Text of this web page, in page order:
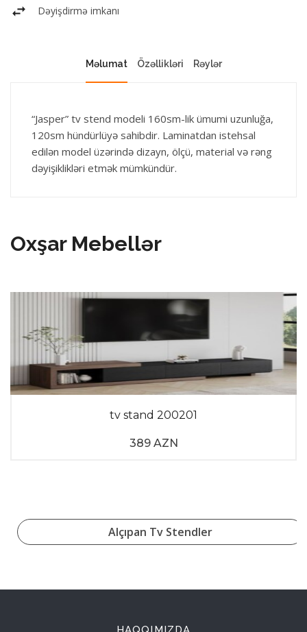
Dəyişdirmə imkanı
Məlumat Özəllikləri Rəylər
“Jasper” tv stend modeli 160sm-lik ümumi uzunluğa,
120sm hündürlüyə sahibdir. Laminatdan istehsal
edilən model üzərində dizayn, ölçü, material və rəng
dəyişiklikləri etmək mümkündür.
Oxşar Mebellər
tv stand 200201
389 AZN
Alçıpan Tv Stendler